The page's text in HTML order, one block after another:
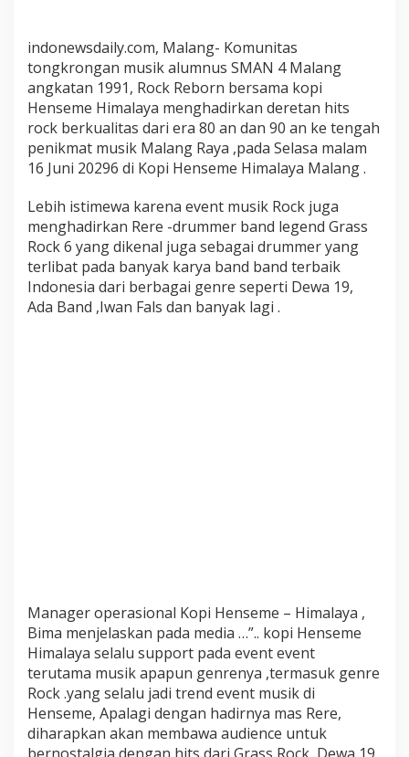
n
c
l
a
s
s
i
R
c
k
b
e
r
k
indonewsdaily.com, Malang- Komunitas
tongkrongan musik alumnus SMAN 4 Malang
angkatan 1991, Rock Reborn bersama kopi
Henseme Himalaya menghadirkan deretan hits
rock berkualitas dari era 80 an dan 90 an ke tengah
penikmat musik Malang Raya ,pada Selasa malam
16 Juni 20296 di Kopi Henseme Himalaya Malang .
Lebih istimewa karena event musik Rock juga
menghadirkan Rere -drummer band legend Grass
Rock 6 yang dikenal juga sebagai drummer yang
terlibat pada banyak karya band band terbaik
Indonesia dari berbagai genre seperti Dewa 19,
Ada Band ,Iwan Fals dan banyak lagi .
Manager operasional Kopi Henseme – Himalaya ,
Bima menjelaskan pada media …”.. kopi Henseme
Himalaya selalu support pada event event
terutama musik apapun genrenya ,termasuk genre
Rock .yang selalu jadi trend event musik di
Henseme, Apalagi dengan hadirnya mas Rere,
diharapkan akan membawa audience untuk